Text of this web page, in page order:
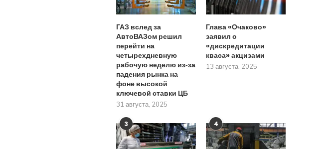
ГАЗ вслед за
АвтоВАЗом решил
перейти на
четырехдневную
рабочую неделю из‑за
падения рынка на
фоне высокой
ключевой ставки ЦБ
31 августа, 2025
Глава «Очаково»
заявил о
«дискредитации
кваса» акцизами
13 августа, 2025
3 4